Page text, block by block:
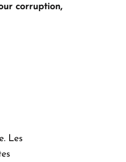
corruption,
Les